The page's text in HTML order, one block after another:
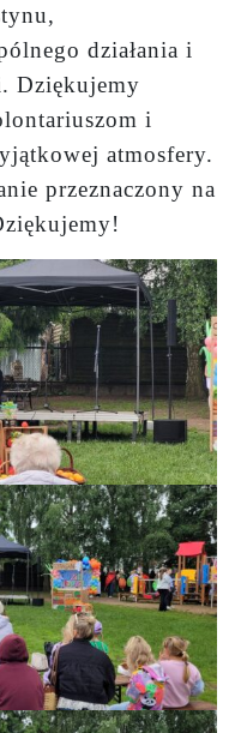
działania i
Dziękujemy
i
atmosfery.
przeznaczony na